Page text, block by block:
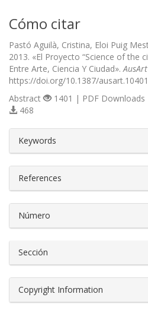
Cómo citar
Pastó Aguilà, Cristina, Eloi Puig
2013. «El Proyecto “Science of the
Entre Arte, Ciencia Y Ciudad».AusArt
https://doi.org/10.1387/
Abstract
1401 | PDF Downloads
468
Keywords
References
Número
Sección
Copyright Information